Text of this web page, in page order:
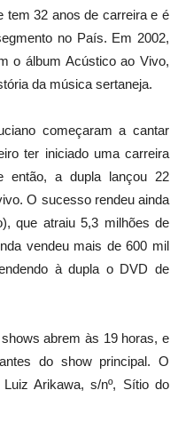
tem 32 anos de carreira e é
no País. Em 2002,
o álbum Acústico ao Vivo,
da música sertaneja.
começaram a cantar
ter iniciado uma carreira
então, a dupla lançou 22
O sucesso rendeu ainda
que atraiu 5,3 milhões de
vendeu mais de 600 mil
à dupla o DVD de
abrem às 19 horas, e
do show principal. O
Arikawa, s/nº, Sítio do